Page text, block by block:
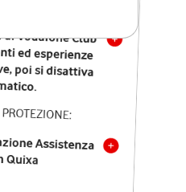
di Vodafone Club
ed esperienze
poi si disattiva
Assistenza
Quixa